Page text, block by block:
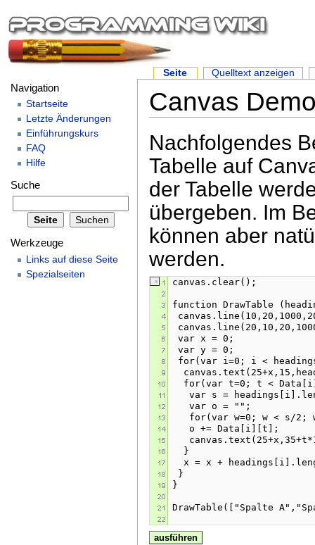
Canvas
Nachfolgendes
Tabelle auf
der Tabelle
übergeben. Im
können aber
werden.
ausführen
Seite Quelltext anzeigen
Navigation
Startseite
Letzte Änderungen
Einführungskurs
FAQ
Hilfe
Suche
Werkzeuge
Links auf diese Seite
Spezialseiten